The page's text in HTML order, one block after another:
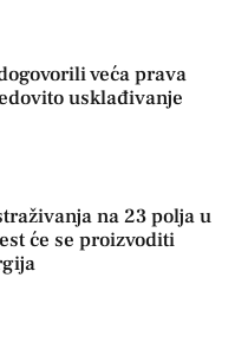
veća prava
usklađivanje
na 23 polja u
će se proizvoditi